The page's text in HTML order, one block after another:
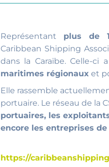
Représentant plus de
Caribbean Shipping
dans la Caraïbe. Celle-
maritimes régionaux et
Elle rassemble
portuaire. Le réseau de la
portuaires, les
encore les entreprises
https://